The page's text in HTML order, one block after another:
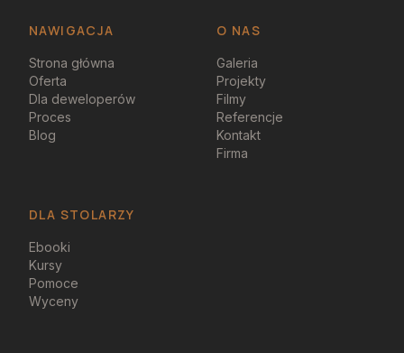
NAWIGACJA O NAS
Strona główna
Oferta
Dla deweloperów
Proces
Blog
Galeria
Projekty
Filmy
Referencje
Kontakt
Firma
DLA STOLARZY
Ebooki
Kursy
Pomoce
Wyceny